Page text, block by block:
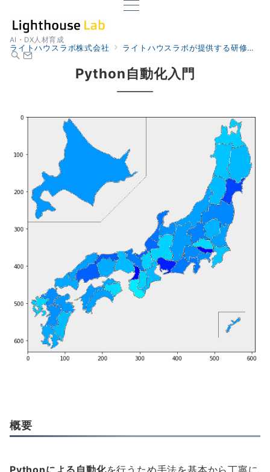
AI・DX人材育成
ライトハウスラボ株式会社 ライトハウスラボが提供する研修
Python自動化入門
概要